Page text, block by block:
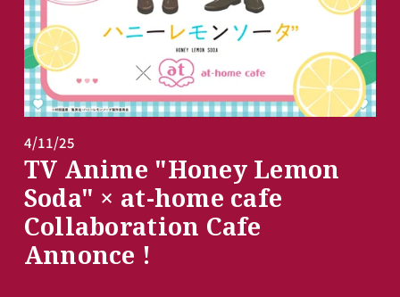
4/11/25
TV Anime "Honey Lemon
Soda" × at-home cafe
Collaboration Cafe
Annonce !